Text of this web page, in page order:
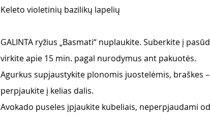
Keleto violetinių bazilikų lapelių
GALINTA ryžius „Basmati“ nuplaukite. Suberkite į
virkite apie 15 min. pagal nurodymus ant pakuotės.
Agurkus supjaustykite plonomis juostelėmis, braškes
perpjaukite į kelias dalis.
Avokado puseles įpjaukite kubeliais, neperpjaudami